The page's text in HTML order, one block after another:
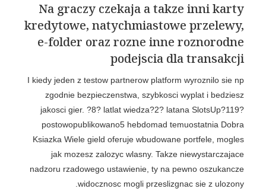
Na graczy czekaja a takze inni karty
kredytowe, natychmiastowe przelewy,
e-folder oraz rozne inne roznorodne
podejscia dla transakcji
I kiedy jeden z testow partnerow platform wyroznilo sie np
zgodnie bezpieczenstwa, szybkosci wyplat i bedziesz
jakosci gier. ?8? latlat wiedza?2? latana SlotsUp?119?
postowopublikowano5 hebdomad temuostatnia Dobra
Ksiazka Wiele gield oferuje wbudowane portfele, mogles
jak mozesz zalozyc wlasny. Takze niewystarczajace
nadzoru rzadowego ustawienie, ty na pewno oszukancze
widocznosc mogli przeslizgnac sie z ulozony.